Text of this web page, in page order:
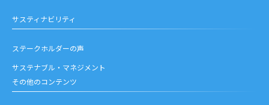
サスティナビリティ
ステークホルダーの声
サステナブル・マネジメント
その他のコンテンツ